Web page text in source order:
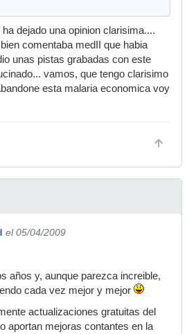
dejado una opinion clarisima....
comentaba medII que habia
unas pistas grabadas con este
vamos, que tengo clarisimo
esta malaria economica voy
el 05/04/2009
años y, aunque parezca increible,
cada vez mejor y mejor
actualizaciones gratuitas del
aportan mejoras contantes en la